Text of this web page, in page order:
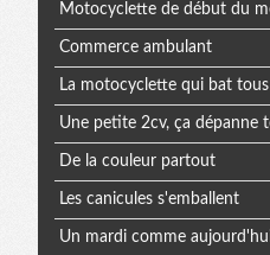
Motocyclette de début du
Commerce ambulant
La motocyclette qui bat
Une petite 2cv, ça dépanne
De la couleur partout
Les canicules s'emballent
Un mardi comme